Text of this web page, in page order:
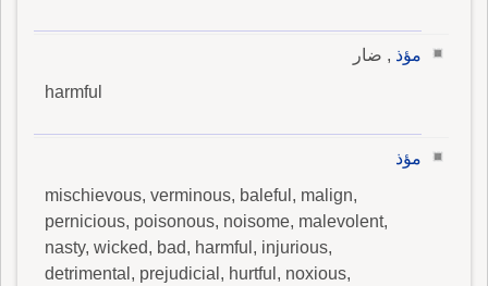
مؤذ , ضار
harmful
مؤذ
mischievous, verminous, baleful, malign,
pernicious, poisonous, noisome, malevolent,
nasty, wicked, bad, harmful, injurious,
detrimental, prejudicial, hurtful, noxious,